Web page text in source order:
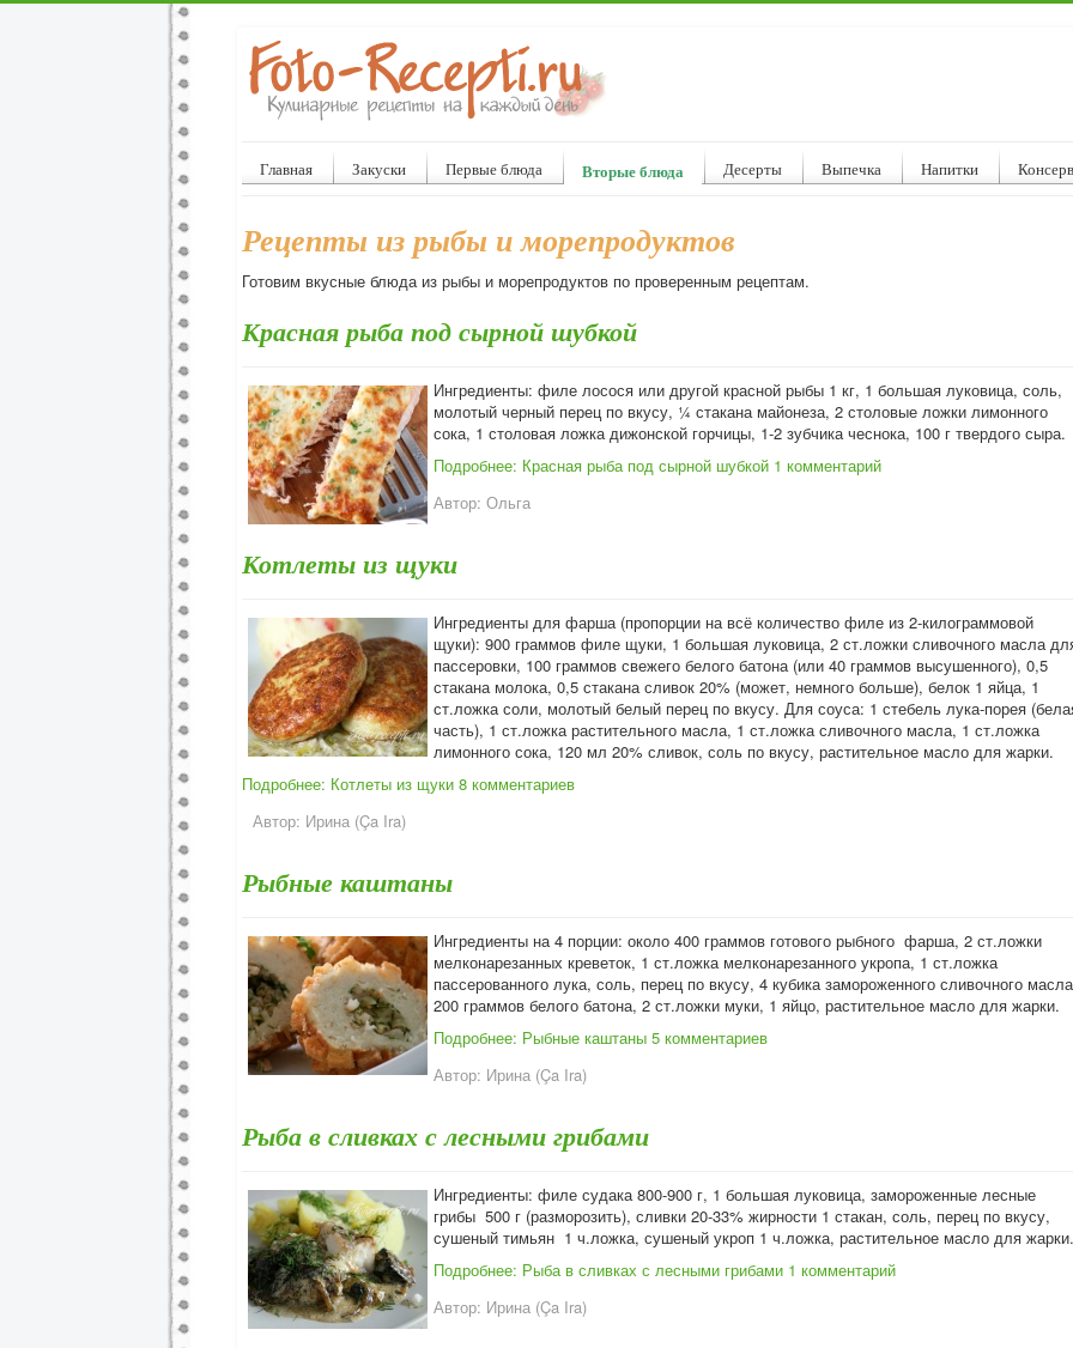
Главная Закуски Первые блюда Вторые блюда Десерты Выпечка Напитки
Рецепты из рыбы и морепродуктов
Готовим вкусные блюда из рыбы и морепродуктов по проверенным рецептам.
Красная рыба под сырной шубкой
Ингредиенты: филе лосося или другой красной рыбы 1 кг, 1 большая луковица, соль,
молотый черный перец по вкусу, ¼ стакана майонеза, 2 столовые ложки лимонного
сока, 1 столовая ложка дижонской горчицы, 1-2 зубчика чеснока, 100 г твердого сыра.
Подробнее: Красная рыба под сырной шубкой 1 комментарий
Автор: Ольга
Котлеты из щуки
Ингредиенты для фарша (пропорции на всё количество филе из 2-килограммовой
щуки): 900 граммов филе щуки, 1 большая луковица, 2 ст.ложки сливочного масла
пассеровки, 100 граммов свежего белого батона (или 40 граммов высушенного), 0,5
стакана молока, 0,5 стакана сливок 20% (может, немного больше), белок 1 яйца, 1
ст.ложка соли, молотый белый перец по вкусу. Для соуса: 1 стебель лука-порея
часть), 1 ст.ложка растительного масла, 1 ст.ложка сливочного масла, 1 ст.ложка
лимонного сока, 120 мл 20% сливок, соль по вкусу, растительное масло для жарки.
Подробнее: Котлеты из щуки 8 комментариев
Автор: Ирина (Ça Ira)
Рыбные каштаны
Ингредиенты на 4 порции: около 400 граммов готового рыбного фарша, 2 ст.ложки
мелконарезанных креветок, 1 ст.ложка мелконарезанного укропа, 1 ст.ложка
пассерованного лука, соль, перец по вкусу, 4 кубика замороженного сливочного
200 граммов белого батона, 2 ст.ложки муки, 1 яйцо, растительное масло для жарки.
Подробнее: Рыбные каштаны 5 комментариев
Автор: Ирина (Ça Ira)
Рыба в сливках с лесными грибами
Ингредиенты: филе судака 800-900 г, 1 большая луковица, замороженные лесные
грибы 500 г (разморозить), сливки 20-33% жирности 1 стакан, соль, перец по вкусу,
сушеный тимьян 1 ч.ложка, сушеный укроп 1 ч.ложка, растительное масло для жарки.
Подробнее: Рыба в сливках с лесными грибами 1 комментарий
Автор: Ирина (Ça Ira)